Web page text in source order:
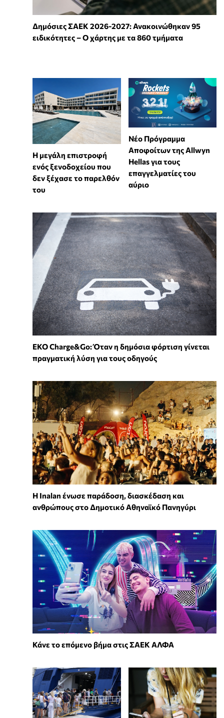
Δημόσιες ΣΑΕΚ 2026-2027: Ανακοινώθηκαν 95
ειδικότητες – Ο χάρτης με τα 860 τμήματα
Η μεγάλη επιστροφή
ενός ξενοδοχείου που
δεν ξέχασε το παρελθόν
του
Νέο Πρόγραμμα
Αποφοίτων της Allwyn
Hellas για τους
επαγγελματίες του
αύριο
EKO Charge&Go: Όταν η δημόσια φόρτιση γίνεται
πραγματική λύση για τους οδηγούς
Η Inalan ένωσε παράδοση, διασκέδαση και
ανθρώπους στο Δημοτικό Αθηναϊκό Πανηγύρι
Κάνε το επόμενο βήμα στις ΣΑΕΚ ΑΛΦΑ